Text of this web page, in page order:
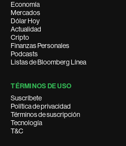
Economía
Mercados
Dólar Hoy
Actualidad
Cripto
Finanzas Personales
Podcasts
Listas de Bloomberg Línea
TÉRMINOS DE USO
Suscríbete
Política de privacidad
Términos de suscripción
Tecnología
T&C